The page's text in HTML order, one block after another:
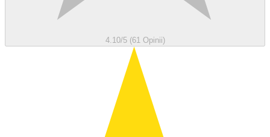
4.10/5 (61 Opinii)